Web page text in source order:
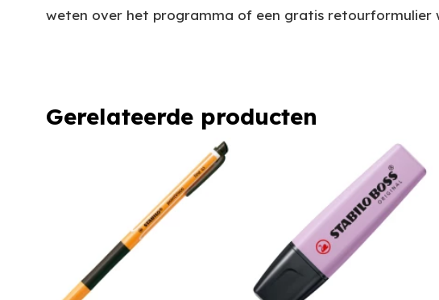
weten over het programma of een gratis retourformulier
Gerelateerde producten